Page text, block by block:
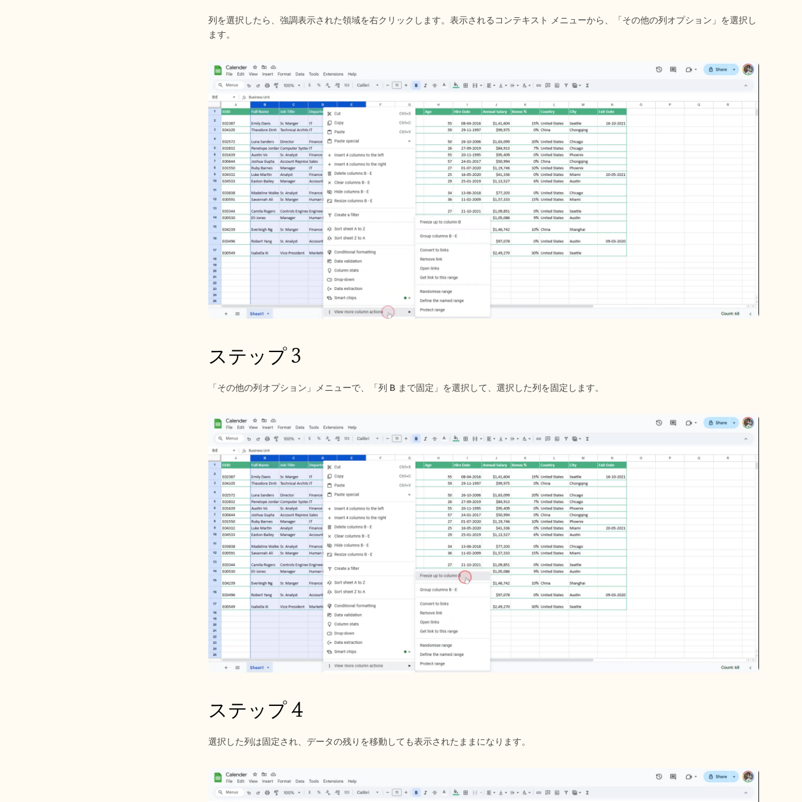
列を選択したら、強調表示された領域を右クリックします。表示されるコンテキスト メニューから、「その他の列オプション」を選択し
ます。
ステップ 3
「その他の列オプション」メニューで、「列 B まで固定」を選択して、選択した列を固定します。
ステップ 4
選択した列は固定され、データの残りを移動しても表示されたままになります。